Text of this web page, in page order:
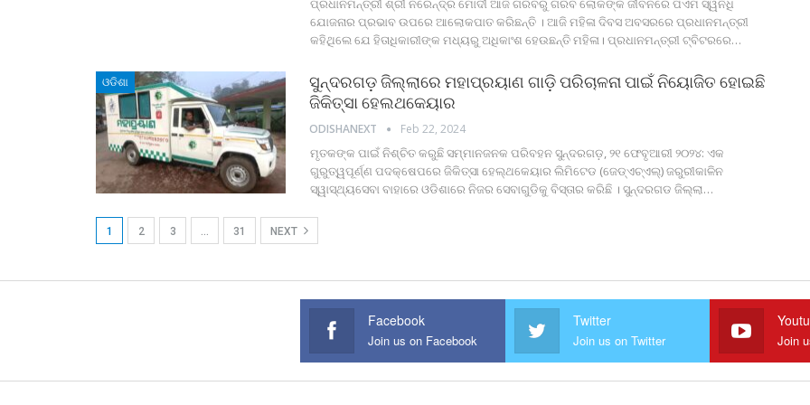
ପ୍ରଧାନମନ୍ତ୍ରୀ ଶ୍ରୀ ନରେନ୍ଦ୍ର ମୋଦୀ ଆଜି ଗରିବରୁ ଗରିବ ଲୋକଙ୍କ ଜୀବନରେ ପିଏମ ସ୍ୱନିଧି
ଯୋଜନାର ପ୍ରଭାବ ଉପରେ ଆଲୋକପାତ କରିଛନ୍ତି । ଆଜି ମହିଳା ଦିବସ ଅବସରରେ ପ୍ରଧାନମନ୍ତ୍ରୀ
କହିଥିଲେ ଯେ ହିତାଧିକାରୀଙ୍କ ମଧ୍ୟରୁ ଅଧିକାଂଶ ହେଉଛନ୍ତି ମହିଳା। ପ୍ରଧାନମନ୍ତ୍ରୀ ଟ୍ବିଟରରେ…
ଓଡିଶା
ସୁନ୍ଦରଗଡ଼ ଜିଲ୍ଲାରେ ମହାପ୍ରୟାଣ ଗାଡ଼ି ପରିଚାଳନା ପାଇଁ ନିୟୋଜିତ ହୋଇଛି
ଜିକିତ୍ସା ହେଲଥକେୟାର
ODISHANEXT Feb 22, 2024
ମୃତକଙ୍କ ପାଇଁ ନିଶ୍ଚିତ କରୁଛି ସମ୍ମାନଜନକ ପରିବହନସୁନ୍ଦରଗଡ଼, ୨୧ ଫେବୃଆରୀ ୨୦୨୪: ଏକ
ଗୁରୁତ୍ୱପୂର୍ଣ୍ଣ ପଦକ୍ଷେପରେ ଜିକିତ୍ସା ହେଲ୍‌ଥକେୟାର ଲିମିଟେଡ (ଜେଡ୍‌ଏଚ୍‌ଏଲ୍‌) ଜରୁରୀକାଳିନ
ସ୍ୱାସ୍ଥ୍ୟସେବା ବାହାରେ ଓଡିଶାରେ ନିଜର ସେବାଗୁଡିକୁ ବିସ୍ତାର କରିଛି । ସୁନ୍ଦରଗଡ ଜିଲ୍ଲା…
1 2 3 … 31 NEXT
Facebook
Join us on Facebook
Twitter
Join us on Twitter Join